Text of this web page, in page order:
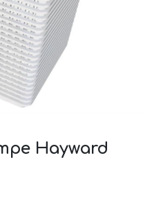
Hayward